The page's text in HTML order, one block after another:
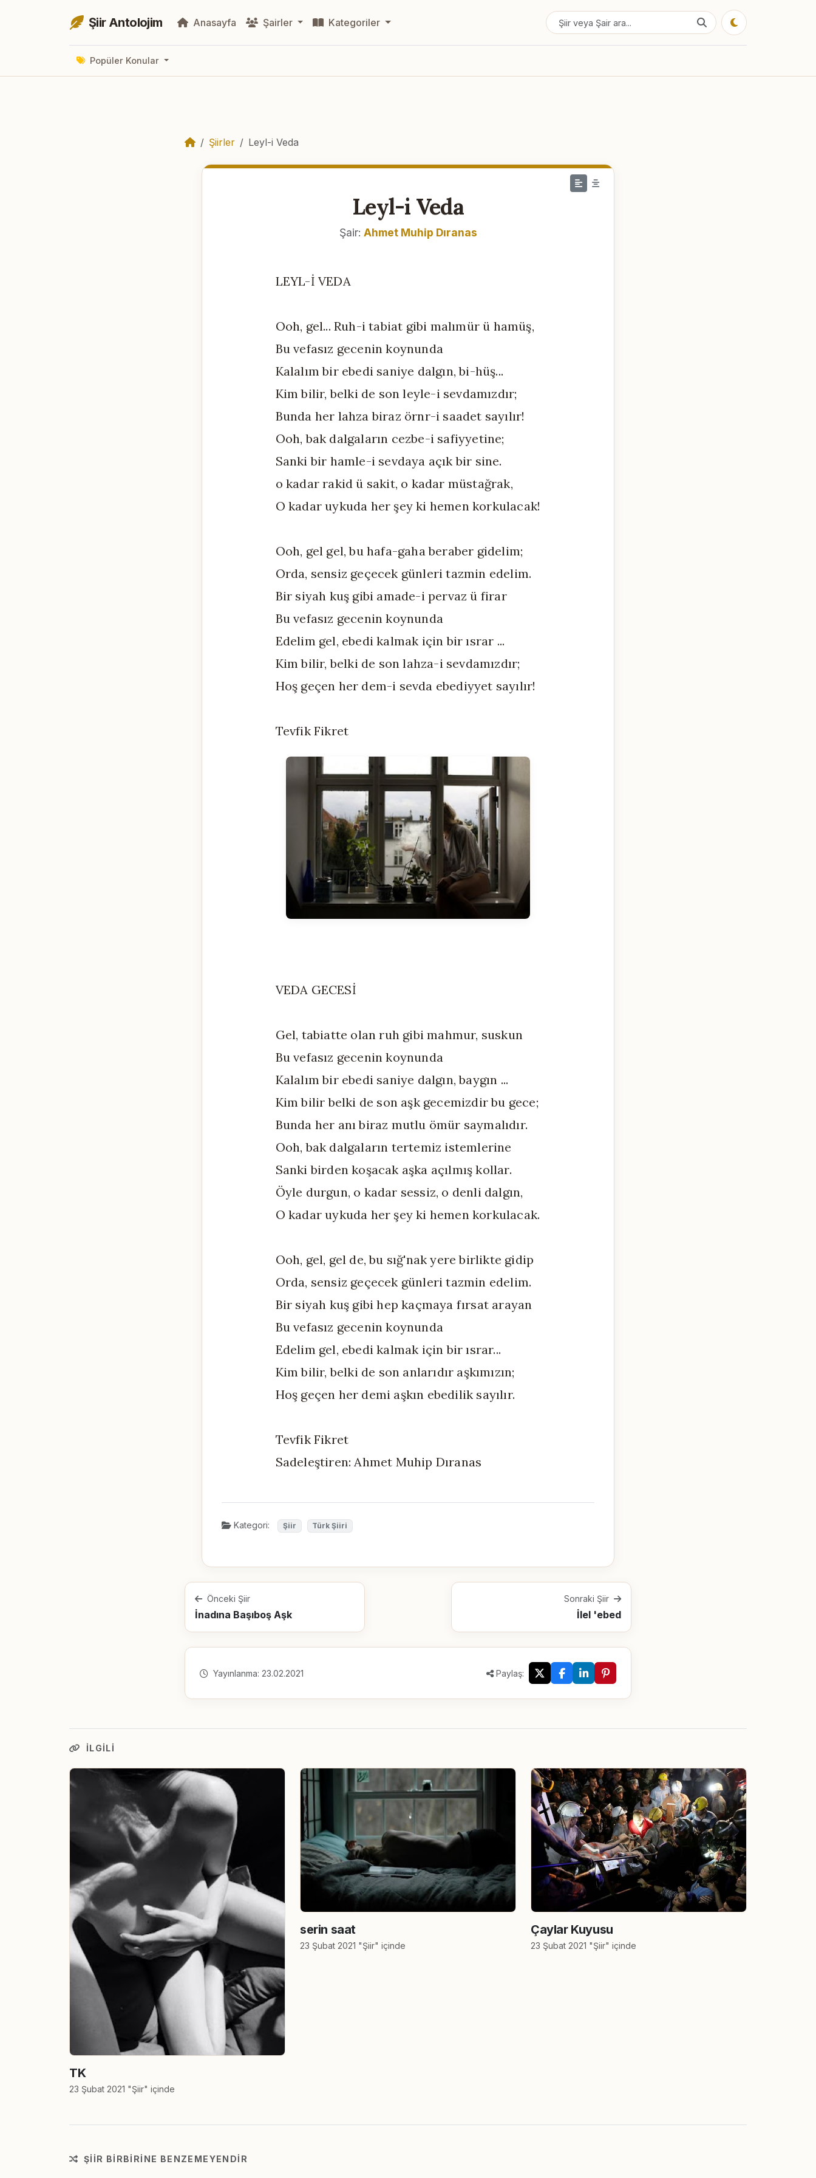
Şiir Antolojim Anasayfa Şairler Kategoriler
Popüler Konular
Şiirler Leyl-i Veda
Leyl-i Veda
Şair: Ahmet Muhip Dıranas
LEYL-İ VEDA
Ooh, gel... Ruh-i tabiat gibi malımür ü hamüş,
Bu vefasız gecenin koynunda
Kalalım bir ebedi saniye dalgın, bi-hüş...
Kim bilir, belki de son leyle-i sevdamızdır;
Bunda her lahza biraz örnr-i saadet sayılır!
Ooh, bak dalgaların cezbe-i safiyyetine;
Sanki bir hamle-i sevdaya açık bir sine.
o kadar rakid ü sakit, o kadar müstağrak,
O kadar uykuda her şey ki hemen korkulacak!
Ooh, gel gel, bu hafa-gaha beraber gidelim;
Orda, sensiz geçecek günleri tazmin edelim.
Bir siyah kuş gibi amade-i pervaz ü firar
Bu vefasız gecenin koynunda
Edelim gel, ebedi kalmak için bir ısrar ...
Kim bilir, belki de son lahza-i sevdamızdır;
Hoş geçen her dem-i sevda ebediyyet sayılır!
Tevfik Fikret
VEDA GECESİ
Gel, tabiatte olan ruh gibi mahmur, suskun
Bu vefasız gecenin koynunda
Kalalım bir ebedi saniye dalgın, baygın ...
Kim bilir belki de son aşk gecemizdir bu gece;
Bunda her anı biraz mutlu ömür saymalıdır.
Ooh, bak dalgaların tertemiz istemlerine
Sanki birden koşacak aşka açılmış kollar.
Öyle durgun, o kadar sessiz, o denli dalgın,
O kadar uykuda her şey ki hemen korkulacak.
Ooh, gel, gel de, bu sığ'nak yere birlikte gidip
Orda, sensiz geçecek günleri tazmin edelim.
Bir siyah kuş gibi hep kaçmaya fırsat arayan
Bu vefasız gecenin koynunda
Edelim gel, ebedi kalmak için bir ısrar...
Kim bilir, belki de son anlarıdır aşkımızın;
Hoş geçen her demi aşkın ebedilik sayılır.
Tevfik Fikret
Sadeleştiren: Ahmet Muhip Dıranas
Kategori: Şiir Türk Şiiri
Önceki Şiir
İnadına Başıboş Aşk
Sonraki Şiir
İlel 'ebed
Yayınlanma: 23.02.2021 Paylaş:
İLGILI
TK
23 Şubat 2021 "Şiir" içinde
serin saat
23 Şubat 2021 "Şiir" içinde
Çaylar Kuyusu
23 Şubat 2021 "Şiir" içinde
ŞIIR BIRBIRINE BENZEMEYENDIR